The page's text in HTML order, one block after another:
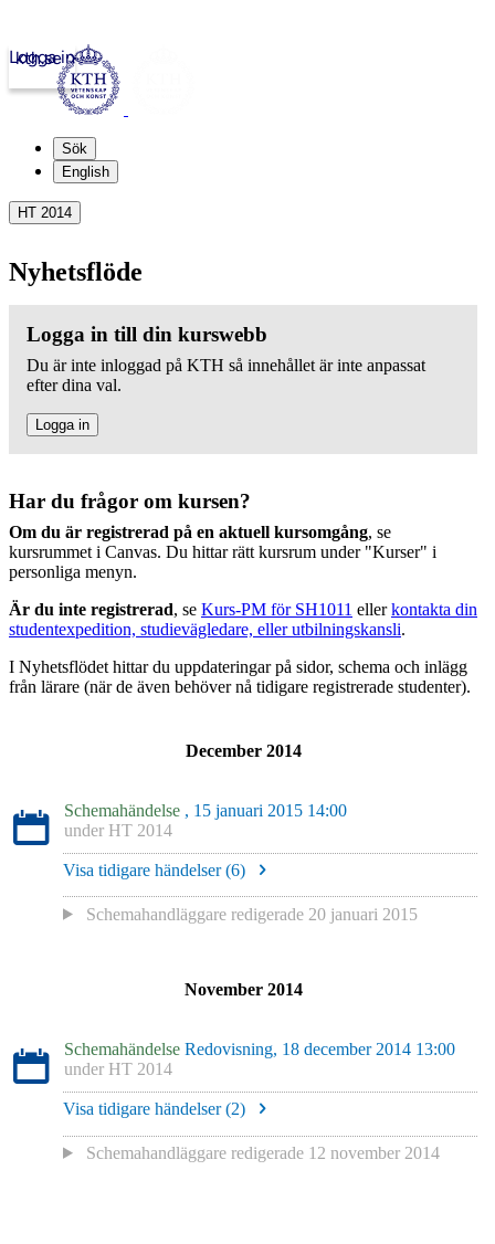
kth.se
Logga in
Sök
English
HT 2014
Nyhetsflöde
Logga in till din kurswebb
Du är inte inloggad på KTH så innehållet är inte anpassat
efter dina val.
Logga in
Har du frågor om kursen?
Om du är registrerad på en aktuell kursomgång, se
kursrummet i Canvas. Du hittar rätt kursrum under "Kurser" i
personliga menyn.
Är du inte registrerad, se Kurs-PM för SH1011 ellerkontakta din
studentexpedition, studievägledare, eller utbilningskansli.
I Nyhetsflödet hittar du uppdateringar på sidor, schema och inlägg
från lärare (när de även behöver nå tidigare registrerade studenter).
December 2014
Schemahändelse , 15 januari 2015 14:00
under HT 2014
Visa tidigare händelser (6)
Schemahandläggare redigerade 20 januari 2015
November 2014
Schemahändelse Redovisning, 18 december 2014 13:00
under HT 2014
Visa tidigare händelser (2)
Schemahandläggare redigerade 12 november 2014